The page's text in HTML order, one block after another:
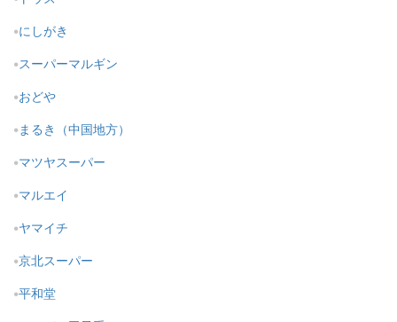
にしがき
スーパーマルギン
おどや
まるき（中国地方）
マツヤスーパー
マルエイ
ヤマイチ
京北スーパー
平和堂